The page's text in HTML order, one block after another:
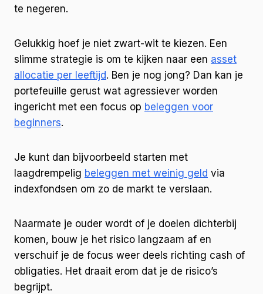
te negeren.
Gelukkig hoef je niet zwart-wit te kiezen. Een
slimme strategie is om te kijken naar een asset
allocatie per leeftijd. Ben je nog jong? Dan kan je
portefeuille gerust wat agressiever worden
ingericht met een focus op beleggen voor
beginners.
Je kunt dan bijvoorbeeld starten met
laagdrempelig beleggen met weinig geld via
indexfondsen om zo de markt te verslaan.
Naarmate je ouder wordt of je doelen dichterbij
komen, bouw je het risico langzaam af en
verschuif je de focus weer deels richting cash of
obligaties. Het draait erom dat je de risico’s
begrijpt.